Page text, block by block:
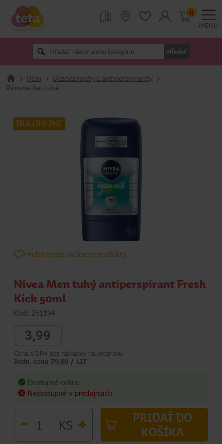
MENU
Hľadať
0
> Páni > Dezodoranty a antiperspiranty
>
Pánske deo tuhé
IBA ONLINE
Pridať medzi obľúbené produkty
Nivea Men tuhý antiperspirant Fresh
Kick 50ml
Kód: 261194
3,99
Cena s DPH bez nákladov na prepravu
Jedn. cena 79,80 / LIT
Dostupné online
Nedostupné v predajniach
- KS +
PRIDAŤ DO
KOŠÍKA